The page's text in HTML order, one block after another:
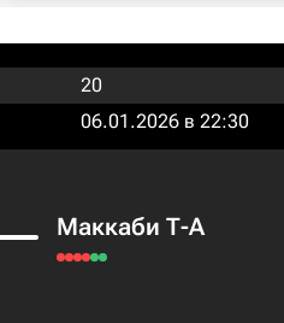
20
06.01.2026 в 22:30
Маккаби Т-А